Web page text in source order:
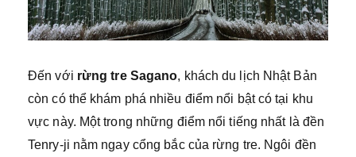
Đến với rừng tre Sagano, khách du lịch Nhật Bản
còn có thể khám phá nhiều điểm nổi bật có tại khu
vực này. Một trong những điểm nổi tiếng nhất là đền
Tenry-ji nằm ngay cổng bắc của rừng tre. Ngôi đền